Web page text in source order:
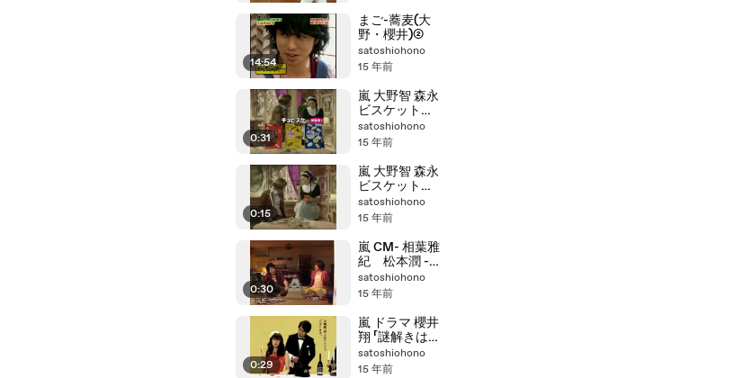
14:54
まご-蕎麦(大
野・櫻井)②
satoshiohono
15 年前
0:31
嵐 大野智 森永
ビスケット
CM 「マリー」
30秒
satoshiohono
15 年前
0:15
嵐 大野智 森永
ビスケット
CM 「マリー」15
秒
satoshiohono
15 年前
0:30
嵐 CM- 相葉雅
紀 松本潤 -日
立「真空チルドi
新鮮すぎるア
satoshiohono
15 年前
0:29
嵐 ドラマ 櫻井
翔 「謎解きはデ
ィナーのあと
で」 予告
satoshiohono
15 年前